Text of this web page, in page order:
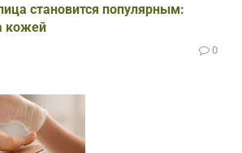
становится популярным:
кожей
0